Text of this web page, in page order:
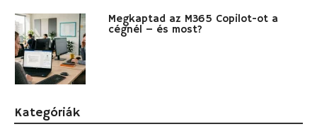
Megkaptad az M365 Copilot-ot a
cégnél – és most?
Kategóriák